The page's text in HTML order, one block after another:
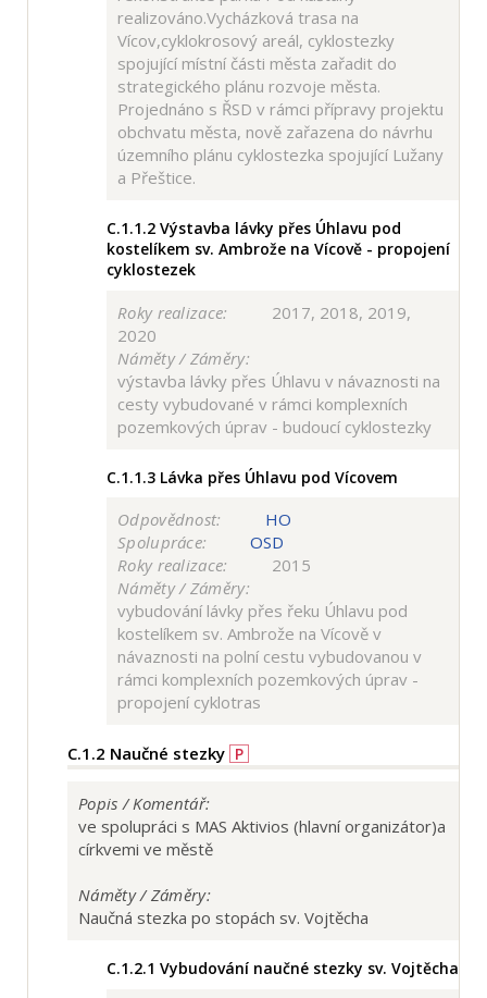
realizováno.Vycházková trasa na
Vícov,cyklokrosový areál, cyklostezky
spojující místní části města zařadit do
strategického plánu rozvoje města.
Projednáno s ŘSD v rámci přípravy projektu
obchvatu města, nově zařazena do návrhu
územního plánu cyklostezka spojující Lužany
a Přeštice.
C.1.1.2 Výstavba lávky přes Úhlavu pod
kostelíkem sv. Ambrože na Vícově - propojení
cyklostezek
Roky realizace:
2017, 2018, 2019,
2020
Náměty / Záměry:
výstavba lávky přes Úhlavu v návaznosti na
cesty vybudované v rámci komplexních
pozemkových úprav - budoucí cyklostezky
C.1.1.3 Lávka přes Úhlavu pod Vícovem
Odpovědnost:
HO
Spolupráce:
OSD
Roky realizace:
2015
Náměty / Záměry:
vybudování lávky přes řeku Úhlavu pod
kostelíkem sv. Ambrože na Vícově v
návaznosti na polní cestu vybudovanou v
rámci komplexních pozemkových úprav -
propojení cyklotras
C.1.2 Naučné stezky P
Popis / Komentář:
ve spolupráci s MAS Aktivios (hlavní organizátor)a
církvemi ve městě
Náměty / Záměry:
Naučná stezka po stopách sv. Vojtěcha
C.1.2.1 Vybudování naučné stezky sv. Vojtěcha